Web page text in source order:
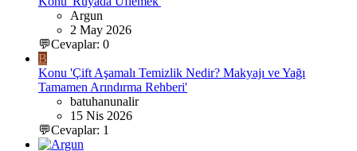
Argun
2 May 2026
💬Cevaplar: 0
B
Konu 'Çift Aşamalı Temizlik Nedir? Makyajı ve Yağı
Tamamen Arındırma Rehberi'
batuhanunalir
15 Nis 2026
💬Cevaplar: 1